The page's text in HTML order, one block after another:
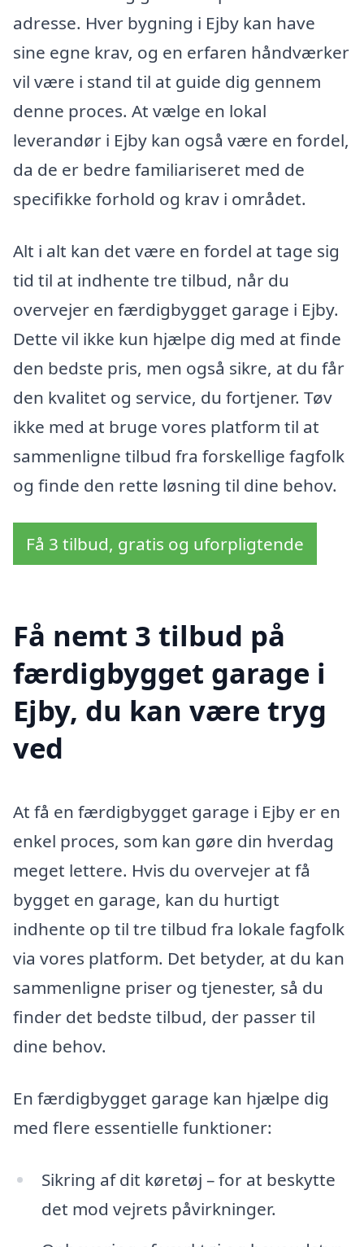
adresse. Hver bygning i Ejby kan have
sine egne krav, og en erfaren håndværker
vil være i stand til at guide dig gennem
denne proces. At vælge en lokal
leverandør i Ejby kan også være en fordel,
da de er bedre familiariseret med de
specifikke forhold og krav i området.
Alt i alt kan det være en fordel at tage sig
tid til at indhente tre tilbud, når du
overvejer en færdigbygget garage i Ejby.
Dette vil ikke kun hjælpe dig med at finde
den bedste pris, men også sikre, at du får
den kvalitet og service, du fortjener. Tøv
ikke med at bruge vores platform til at
sammenligne tilbud fra forskellige fagfolk
og finde den rette løsning til dine behov.
Få 3 tilbud, gratis og uforpligtende
Få nemt 3 tilbud på
færdigbygget garage i
Ejby, du kan være tryg
ved
At få en færdigbygget garage i Ejby er en
enkel proces, som kan gøre din hverdag
meget lettere. Hvis du overvejer at få
bygget en garage, kan du hurtigt
indhente op til tre tilbud fra lokale fagfolk
via vores platform. Det betyder, at du kan
sammenligne priser og tjenester, så du
finder det bedste tilbud, der passer til
dine behov.
En færdigbygget garage kan hjælpe dig
med flere essentielle funktioner:
Sikring af dit køretøj – for at beskytte
det mod vejrets påvirkninger.